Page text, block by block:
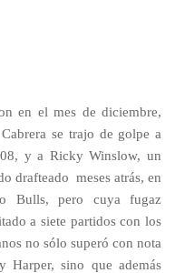
en el mes de diciembre,
se trajo de golpe a
y a Ricky Winslow, un
drafteado meses atrás, en
Bulls, pero cuya fugaz
a siete partidos con los
no sólo superó con nota
Harper, sino que además